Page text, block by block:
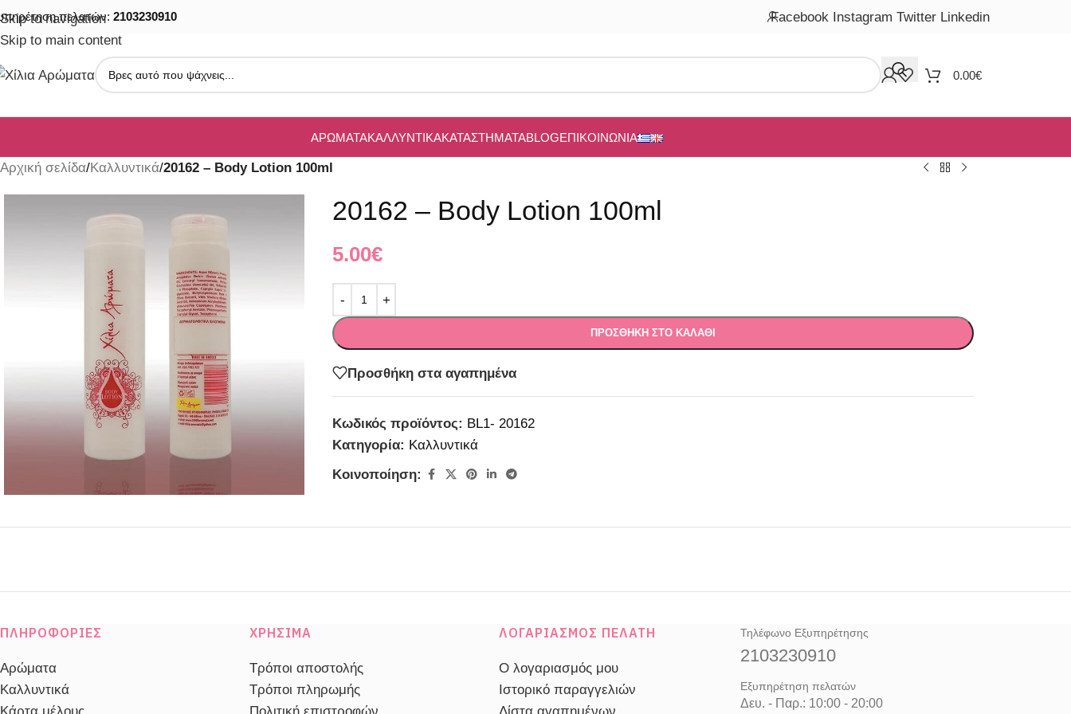
Skip to navigation
Skip to main content
πελατών: 2103230910 Facebook Instagram Twitter Linkedin
0.00€
ΑΡΏΜΑΤΑΚΑΛΛΥΝΤΙΚΆΚΑΤΑΣΤΉΜΑΤΑBLOGΕΠΙΚΟΙΝΩΝΊΑ
Αρχική σελίδα/Καλλυντικά/20162 – Body Lotion 100ml
20162 – Body Lotion 100ml
5.00€
ΠΡΟΣΘΉΚΗ ΣΤΟ ΚΑΛΆΘΙ
Προσθήκη στα αγαπημένα
Κωδικός προϊόντος: BL1- 20162
Κατηγορία: Καλλυντικά
Κοινοποίηση:
ΠΛΗΡΟΦΟΡΊΕΣ
Αρώματα
Καλλυντικά
ΧΡΉΣΙΜΑ
Τρόποι αποστολής
Τρόποι πληρωμής
ΛΟΓΑΡΙΑΣΜΌΣ ΠΕΛΆΤΗ
Ο λογαριασμός μου
Ιστορικό παραγγελιών
Τηλέφωνο Εξυπηρέτησης
2103230910
Εξυπηρέτηση πελατών
Δευ. - Παρ.: 10:00 - 20:00